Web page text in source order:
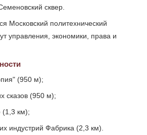
сквер.
Московский политехнический
управления, экономики, права и
(950 м);
сказов (950 м);
(1,3 км);
индустрий Фабрика (2,3 км).